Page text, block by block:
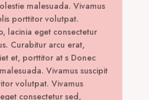
malesuada. Vivamus
porttitor volutpat.
lacinia eget consectetur
Curabitur arcu erat,
et, porttitor at s Donec
Vivamus suscipit
volutpat. Vivamus
consectetur sed,